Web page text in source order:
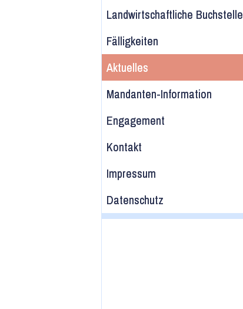
Landwirtschaftliche Buchstelle
Fälligkeiten
Aktuelles
Mandanten-Information
Engagement
Kontakt
Impressum
Datenschutz